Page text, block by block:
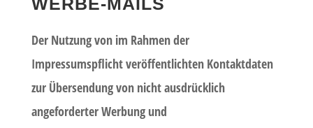
Der Nutzung von im Rahmen der
Impressumspflicht veröffentlichten Kontaktdaten
zur Übersendung von nicht ausdrücklich
angeforderter Werbung und